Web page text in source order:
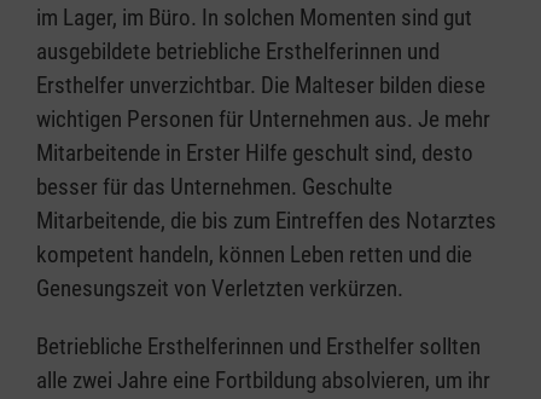
im Lager, im Büro. In solchen Momenten sind gut
ausgebildete betriebliche Ersthelferinnen und
Ersthelfer unverzichtbar. Die Malteser bilden diese
wichtigen Personen für Unternehmen aus. Je mehr
Mitarbeitende in Erster Hilfe geschult sind, desto
besser für das Unternehmen. Geschulte
Mitarbeitende, die bis zum Eintreffen des Notarztes
kompetent handeln, können Leben retten und die
Genesungszeit von Verletzten verkürzen.
Betriebliche Ersthelferinnen und Ersthelfer sollten
alle zwei Jahre eine Fortbildung absolvieren, um ihr